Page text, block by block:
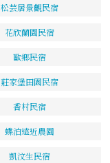
松芸居景觀民宿
花欣蘭園民宿
歐鄉民宿
莊家堡田園民宿
香村民宿
蝶泊遠近農園
凱汶生民宿